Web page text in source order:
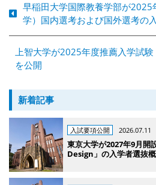
早稲田大学国際教養学部が2025
学）国内選考および国外選考の
上智大学が2025年度推薦入学試
を公開
新着記事
入試要項公開 2026.07.11
東京大学が2027年9月開
Design」の入学者選抜